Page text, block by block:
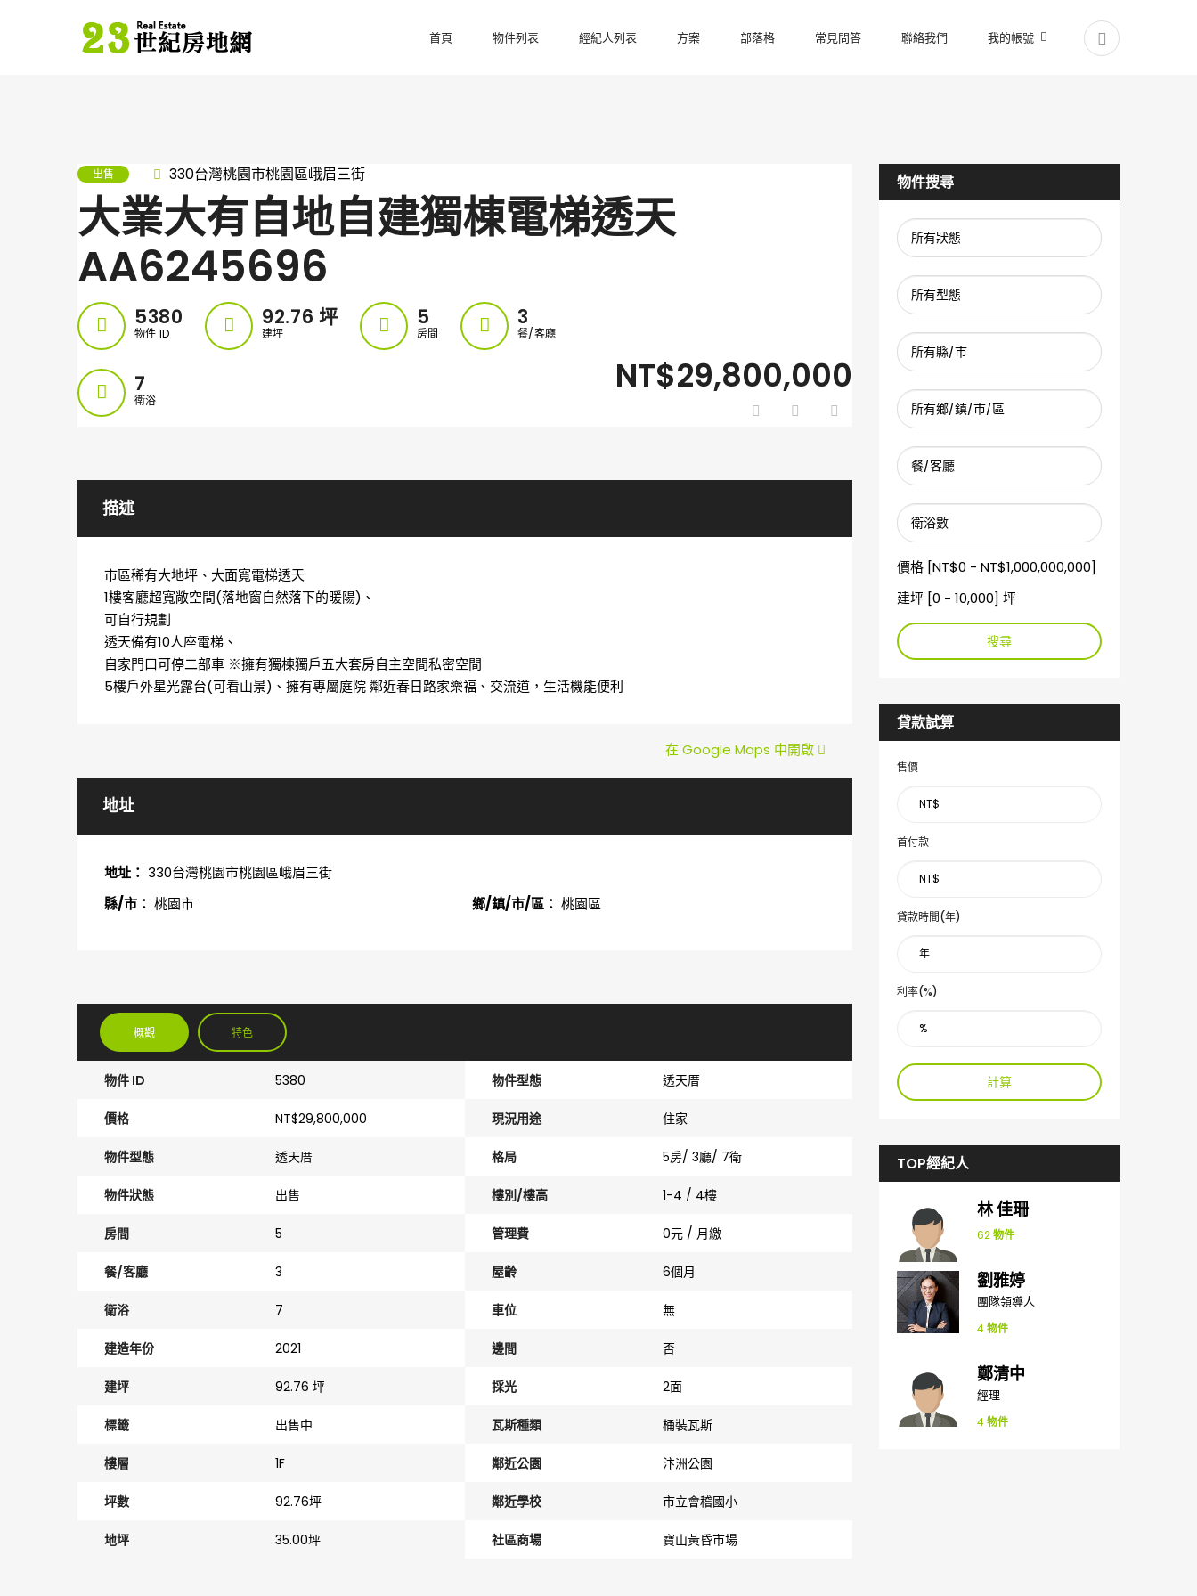
首頁 物件列表 經紀人列表 方案 部落格 常見問答 聯絡我們 我的帳號
出售 330台灣桃園市桃園區峨眉三街
大業大有自地自建獨棟電梯透天
AA6245696
5380
物件 ID
92.76 坪
建坪
5
房間
3
餐/客廳
7
衛浴
NT$29,800,000
描述
市區稀有大地坪、大面寬電梯透天
1樓客廳超寬敞空間(落地窗自然落下的暖陽)、
可自行規劃
透天備有10人座電梯、
自家門口可停二部車 ※擁有獨棟獨戶五大套房自主空間私密空間
5樓戶外星光露台(可看山景)、擁有專屬庭院 鄰近春日路家樂福、交流道，生活機能便利
地址
地址： 330台灣桃園市桃園區峨眉三街
縣/市： 桃園市 鄉/鎮/市/區： 桃園區
在 Google Maps 中開啟
概觀 特色
物件 ID 5380
價格 NT$29,800,000
物件型態 透天厝
物件狀態 出售
房間 5
餐/客廳 3
衛浴 7
建造年份 2021
建坪 92.76 坪
標籤 出售中
樓層 1F
坪數 92.76坪
地坪 35.00坪
物件型態 透天厝
現況用途 住家
格局 5房/ 3廳/ 7衛
樓別/樓高 1-4 / 4樓
管理費 0元 / 月繳
屋齡 6個月
車位 無
邊間 否
採光 2面
瓦斯種類 桶裝瓦斯
鄰近公園 汴洲公園
鄰近學校 市立會稽國小
社區商場 寶山黃昏市場
物件搜尋
價格 [NT$0 - NT$1,000,000,000]
建坪 [0 - 10,000] 坪
搜尋
貸款試算
售價
首付款
貸款時間(年)
利率(%)
計算
TOP經紀人
林 佳珊
62物件
劉雅婷
團隊領導人
4物件
鄭清中
經理
4物件